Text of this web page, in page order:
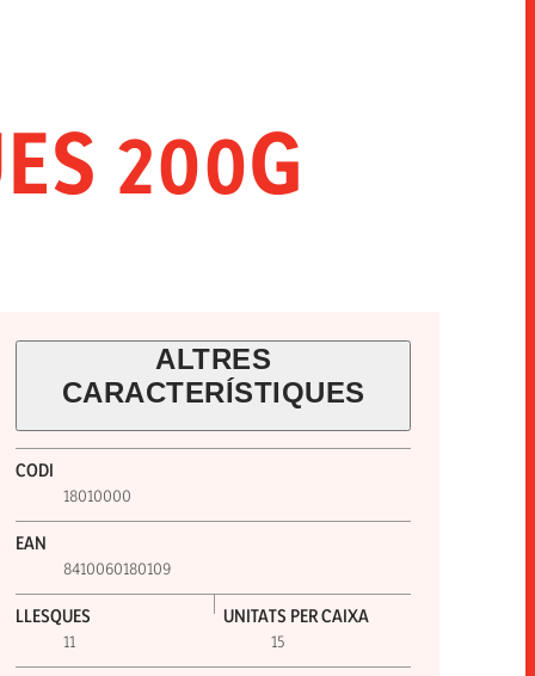
200G
ALTRES
CARACTERÍSTIQUES
CODI
18010000
EAN
8410060180109
LLESQUES
11
UNITATS PER CAIXA
15